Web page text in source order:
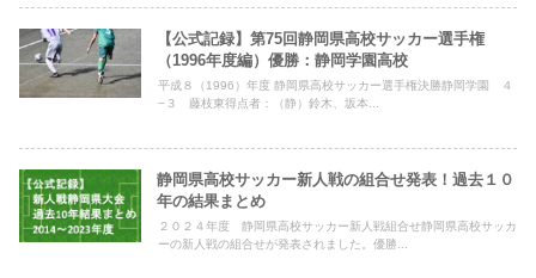
【公式記録】第75回静岡県高校サッカー選手権
（1996年度編）優勝：静岡学園高校
平成８（1996）年度 静岡県高校サッカー選手権決勝静岡学園 ４
−３ 藤枝東得点者：（静）鈴木、坂本...
静岡県高校サッカー新人戦の組合せ発表！過去１０
年の結果まとめ
２０２４年度 静岡県高校サッカー新人戦組合せ静岡県高校サッカ
ーの新人戦の組合せが発表されました。優勝...